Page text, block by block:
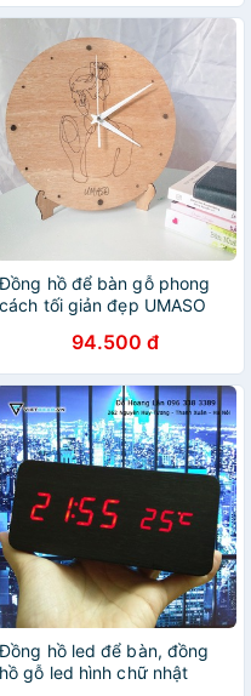
Đồng hồ để bàn gỗ phong
cách tối giản đẹp UMASO
94.500 đ
Đồng hồ led để bàn, đồng
hồ gỗ led hình chữ nhật